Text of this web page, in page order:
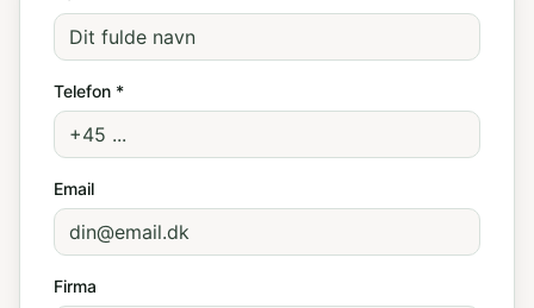
Telefon *
Email
Firma